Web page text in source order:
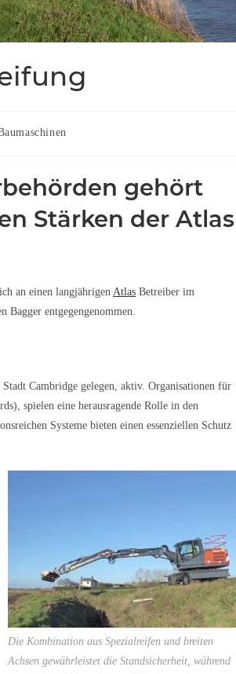
gehört
Stärken der Atlas
an einen langjährigen Atlas Betreiber im
Bagger entgegengenommen.
Cambridge gelegen, aktiv. Organisationen für
spielen eine herausragende Rolle in den
Systeme bieten einen essenziellen Schutz
Die Kombination aus Spezialreifen und breiten
Achsen gewährleistet die Standsicherheit, während